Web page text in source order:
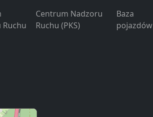
Ruchu
Centrum Nadzoru
Ruchu (PKS)
Baza
pojazdów